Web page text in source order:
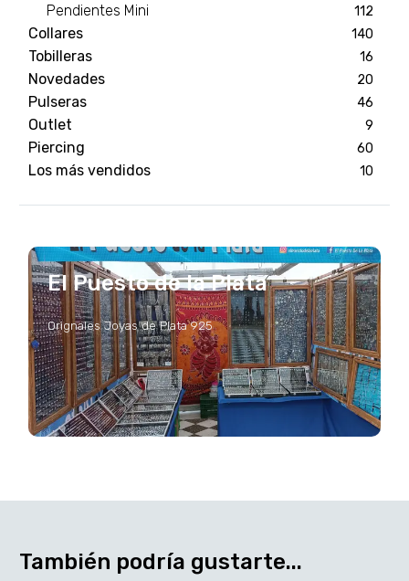
Pendientes Mini 112
Collares 140
Tobilleras 16
Novedades 20
Pulseras 46
Outlet 9
Piercing 60
Los más vendidos 10
El Puesto de la Plata
Orignales Joyas de Plata 925
También podría gustarte...